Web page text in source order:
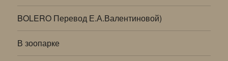
BOLERO Перевод Е.А.Валентиновой)
В зоопарке